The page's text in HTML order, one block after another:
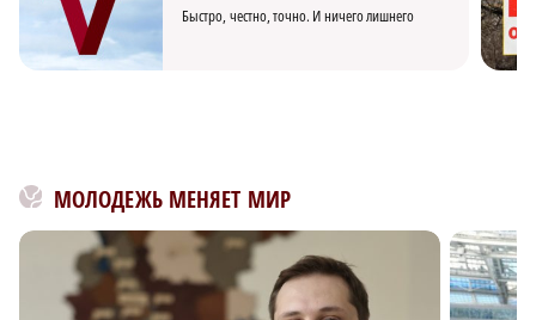
Быстро, честно, точно. И ничего лишнего
МОЛОДЕЖЬ МЕНЯЕТ МИР